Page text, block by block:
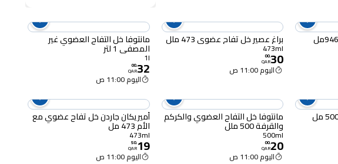
براغ عصير خل تفاح عضوي 473 ملل
473ml
30
.
00
QAR
اليوم 11:00 ص
مانتوفا خل التفاح العضوي غير
المصفى 1 لتر
1l
32
.
00
QAR
اليوم 11:00 ص
مانتوفا خل التفاح العضوي والكركم
والقرفة 500 ملل
500ml
20
.
00
QAR
اليوم 11:00 ص
أميريكان جاردن خل تفاح عضوي مع
الأم 473 مل
473ml
19
.
50
QAR
اليوم 11:00 ص